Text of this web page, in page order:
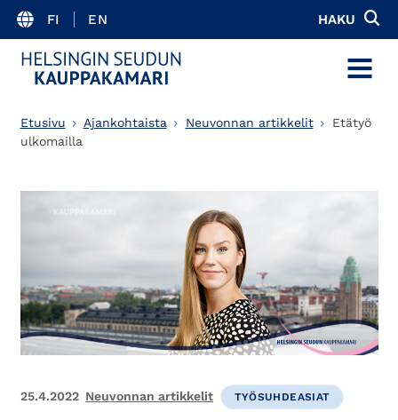
FI EN HAKU
MENU
Etusivu Ajankohtaista Neuvonnan artikkelit
Etätyö
ulkomailla
25.4.2022 Neuvonnan artikkelit TYÖSUHDEASIAT